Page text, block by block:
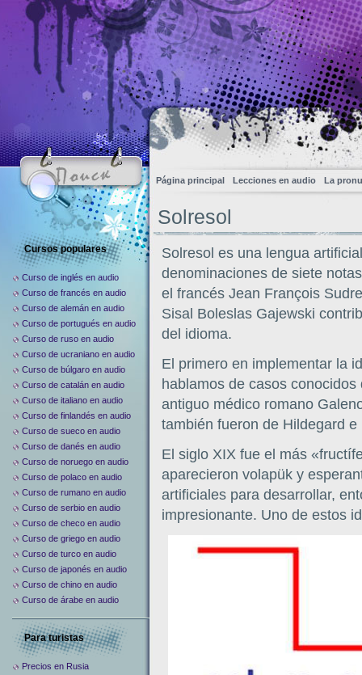
Página principal Lecciones en audio La
Solresol
Solresol es una lengua
denominaciones de siete
el francés Jean François
Sisal Boleslas Gajewski
del idioma.
El primero en implementar la
hablamos de casos
antiguo médico romano
también fueron de Hildegard e
El siglo XIX fue el más
aparecieron volapük y
artificiales para desarrollar,
impresionante. Uno de estos
Cursos populares
Curso de inglés en audio
Curso de francés en audio
Curso de alemán en audio
Curso de portugués en audio
Curso de ruso en audio
Curso de ucraniano en audio
Curso de búlgaro en audio
Curso de catalán en audio
Curso de italiano en audio
Curso de finlandés en audio
Curso de sueco en audio
Curso de danés en audio
Curso de noruego en audio
Curso de polaco en audio
Curso de rumano en audio
Curso de serbio en audio
Curso de checo en audio
Curso de griego en audio
Curso de turco en audio
Curso de japonés en audio
Curso de chino en audio
Curso de árabe en audio
Para turistas
Precios en Rusia